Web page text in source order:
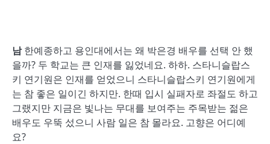
남한예종하고 용인대에서는 왜 박은경 배우를 선택 안 했
을까? 두 학교는 큰 인재를 잃었네요. 하하. 스타니슬랍스
키 연기원은 인재를 얻었으니 스타니슬랍스키 연기원에게
는 참 좋은 일이긴 하지만. 한때 입시 실패자로 좌절도 하고
그랬지만 지금은 빛나는 무대를 보여주는 주목받는 젊은
배우도 우뚝 섰으니 사람 일은 참 몰라요. 고향은 어디예
요?